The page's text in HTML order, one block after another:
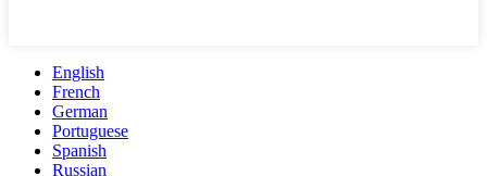
English
French
German
Portuguese
Spanish
Russian